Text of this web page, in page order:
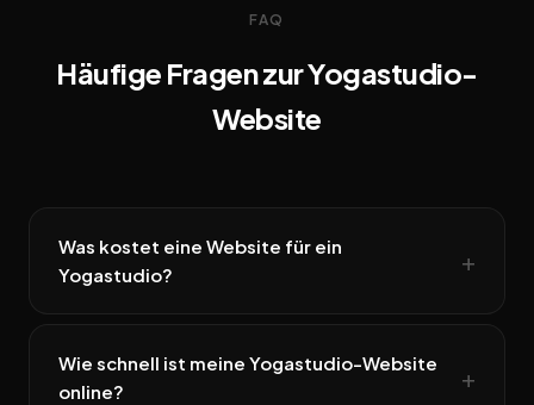
FAQ
Häufige Fragen zur Yogastudio-
Website
Was kostet eine Website für ein
Yogastudio?
Wie schnell ist meine Yogastudio-Website
online?